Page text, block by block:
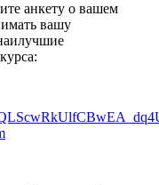
анкету о вашем
вашу